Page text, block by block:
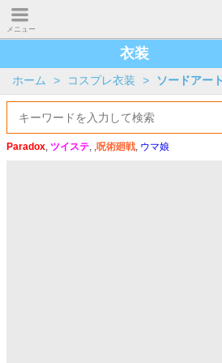
メニュー
衣装
ホーム > コスプレ衣装 > ソードアー
Paradox, ツイステ, ,呪術廻戦, ウマ娘